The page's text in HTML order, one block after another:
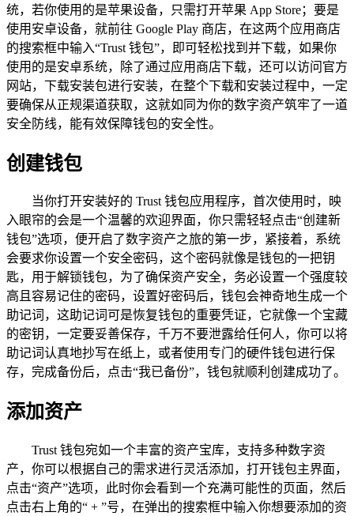
统，若你使用的是苹果设备，只需打开苹果 App Store；要是
使用安卓设备，就前往 Google Play 商店，在这两个应用商店
的搜索框中输入“Trust 钱包”，即可轻松找到并下载，如果你
使用的是安卓系统，除了通过应用商店下载，还可以访问官方
网站，下载安装包进行安装，在整个下载和安装过程中，一定
要确保从正规渠道获取，这就如同为你的数字资产筑牢了一道
安全防线，能有效保障钱包的安全性。
创建钱包
当你打开安装好的 Trust 钱包应用程序，首次使用时，映
入眼帘的会是一个温馨的欢迎界面，你只需轻轻点击“创建新
钱包”选项，便开启了数字资产之旅的第一步，紧接着，系统
会要求你设置一个安全密码，这个密码就像是钱包的一把钥
匙，用于解锁钱包，为了确保资产安全，务必设置一个强度较
高且容易记住的密码，设置好密码后，钱包会神奇地生成一个
助记词，这助记词可是恢复钱包的重要凭证，它就像一个宝藏
的密钥，一定要妥善保存，千万不要泄露给任何人，你可以将
助记词认真地抄写在纸上，或者使用专门的硬件钱包进行保
存，完成备份后，点击“我已备份”，钱包就顺利创建成功了。
添加资产
Trust 钱包宛如一个丰富的资产宝库，支持多种数字资
产，你可以根据自己的需求进行灵活添加，打开钱包主界面，
点击“资产”选项，此时你会看到一个充满可能性的页面，然后
点击右上角的“ + ”号，在弹出的搜索框中输入你想要添加的资